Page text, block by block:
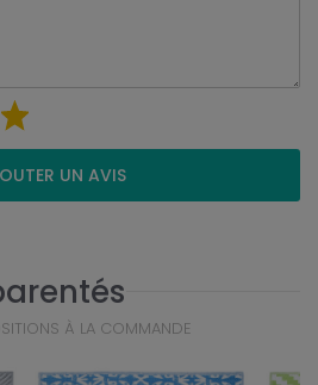
UN AVIS
À LA COMMANDE